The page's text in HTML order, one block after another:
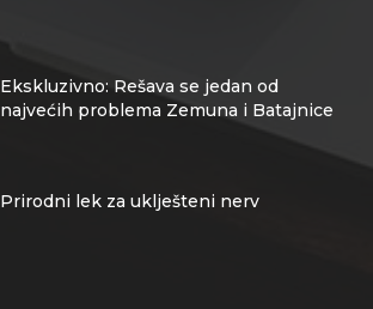
Ekskluzivno: Rešava se jedan od
najvećih problema Zemuna i Batajnice
Prirodni lek za uklješteni nerv